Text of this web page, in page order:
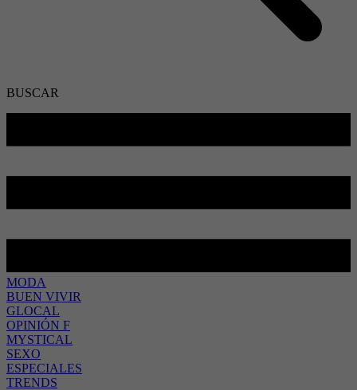
BUSCAR
MODA
BUEN VIVIR
GLOCAL
OPINIÓN F
MYSTICAL
SEXO
ESPECIALES
TRENDS